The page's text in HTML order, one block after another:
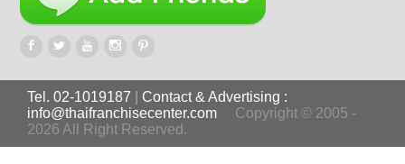
Tel. 02-1019187
Contact & Advertising :
info@thaifranchisecenter.com
Copyright © 2005 -
2026 All Right Reserved.